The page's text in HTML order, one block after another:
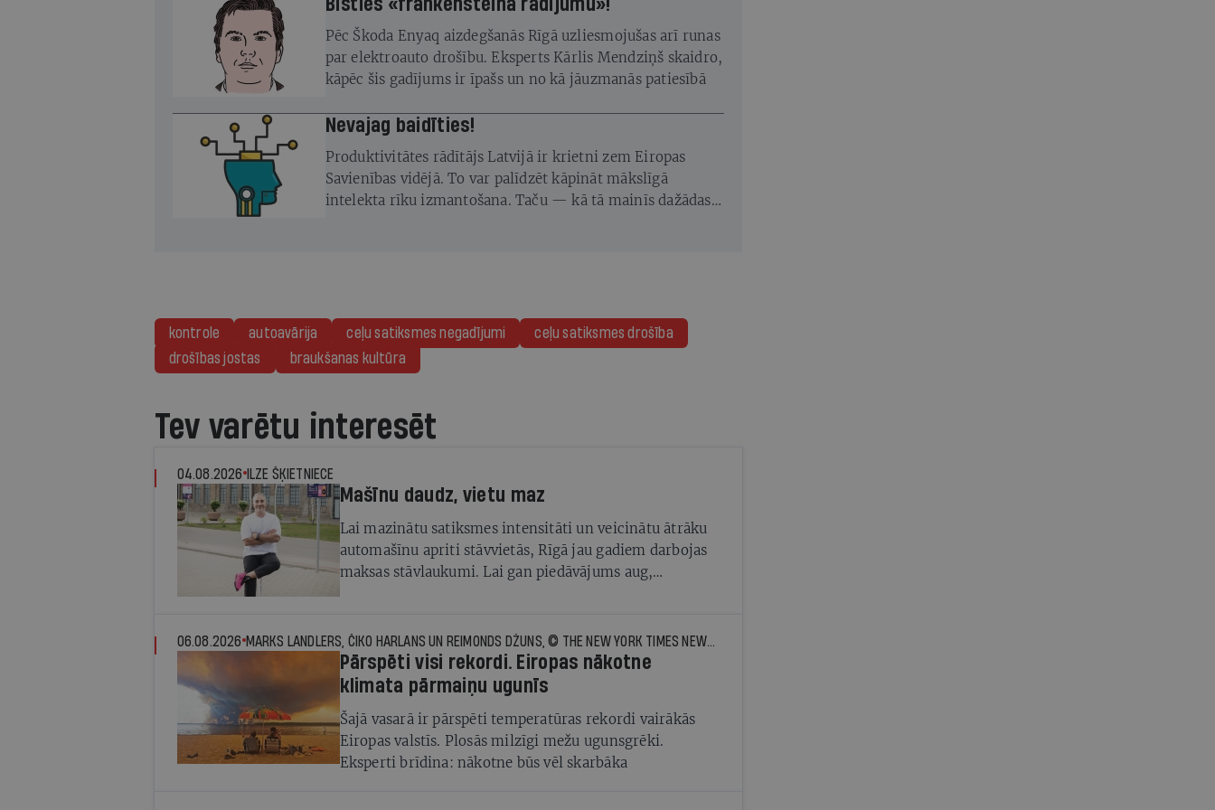
Bīsties «frankenšteina radījumu»!
Pēc Škoda Enyaq aizdegšanās Rīgā uzliesmojušas arī runas
par elektroauto drošību. Eksperts Kārlis Mendziņš skaidro,
kāpēc šis gadījums ir īpašs un no kā jāuzmanās patiesībā
Nevajag baidīties!
Produktivitātes rādītājs Latvijā ir krietni zem Eiropas
Savienības vidējā. To var palīdzēt kāpināt mākslīgā
intelekta rīku izmantošana. Taču — kā tā mainīs dažādas
kontrole autoavārija ceļu satiksmes negadījumi
ceļu satiksmes drošība
drošības jostas
braukšanas kultūra
Tev varētu interesēt
04.08.2026 ILZE ŠĶIETNIECE
Mašīnu daudz, vietu maz
Lai mazinātu satiksmes intensitāti un veicinātu ātrāku
automašīnu apriti stāvvietās, Rīgā jau gadiem darbojas
maksas stāvlaukumi. Lai gan piedāvājums aug,
pieprasījums joprojām ir lielāks
06.08.2026 MARKS LANDLERS, ČIKO HARLANS UN REIMONDS DŽUNS, © THE NEW YORK TIMES NEWS SERVICE
Pārspēti visi rekordi. Eiropas nākotne
klimata pārmaiņu ugunīs
Šajā vasarā ir pārspēti temperatūras rekordi vairākās
Eiropas valstīs. Plosās milzīgi mežu ugunsgrēki.
Eksperti brīdina: nākotne būs vēl skarbāka